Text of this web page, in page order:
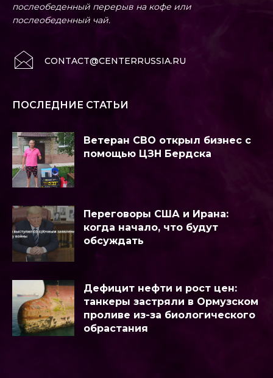
послеобеденный перерыв на кофе или
послеобеденный чай.
CONTACT@CENTERRUSSIA.RU
ПОСЛЕДНИЕ СТАТЬИ
Ветеран СВО открыл бизнес с
помощью ЦЗН Бердска
Переговоры США и Ирана:
когда начало, что будут
обсуждать
Дефицит нефти и рост цен:
танкеры застряли в Ормузском
проливе из-за биологического
обрастания